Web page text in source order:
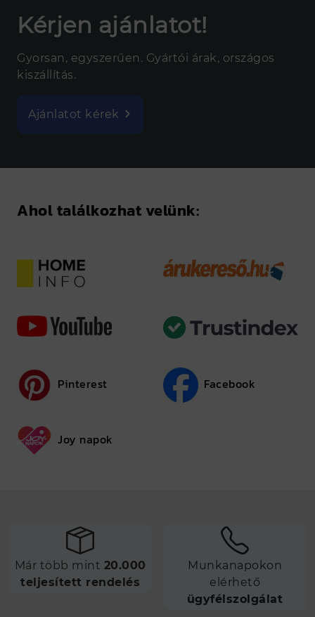
Kérjen ajánlatot!
Gyorsan, egyszerűen. Gyártói árak, országos
kiszállítás.
Ajánlatot kérek
Ahol találkozhat velünk:
Pinterest Facebook
Joy napok
Már több mint 20.000
teljesített rendelés
Munkanapokon
elérhető
ügyfélszolgálat